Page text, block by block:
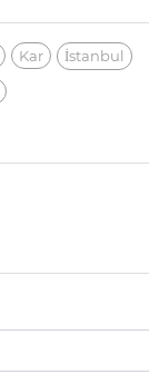
Kar
İstanbul